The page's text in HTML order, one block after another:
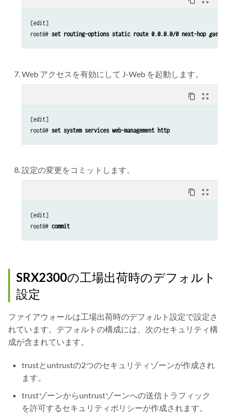
[edit]
root@# set routing-options static route 0.0.0.0/0 next-hop
Web アクセスを有効にして J-Web を起動します。
content_copy zoom_out_map
[edit]
root@# set system services web-management http
設定の変更をコミットします。
content_copy zoom_out_map
[edit]
root@# commit
SRX2300の工場出荷時のデフォルト
設定
ファイアウォールは工場出荷時のデフォルト設定で設定さ
れています。デフォルトの構成には、次のセキュリティ構
成が含まれています。
trustとuntrustの2つのセキュリティゾーンが作成され
ます。
trustゾーンからuntrustゾーンへの送信トラフィック
を許可するセキュリティポリシーが作成されます。